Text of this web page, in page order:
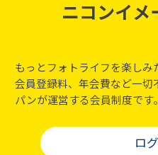
ニコンイメ
もっとフォトライフを楽しみ
会員登録料、年会費など一切
パンが運営する会員制度です。
ロ